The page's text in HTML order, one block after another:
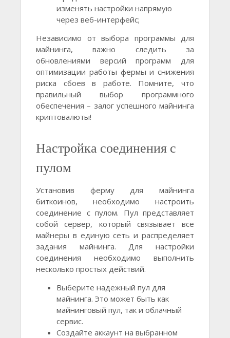
изменять настройки напрямую
через веб-интерфейс;
Независимо от выбора программы для
майнинга, важно следить за
обновлениями версий программ для
оптимизации работы фермы и снижения
риска сбоев в работе. Помните, что
правильный выбор программного
обеспечения – залог успешного майнинга
криптовалюты!
Настройка соединения с
пулом
Установив ферму для майнинга
биткоинов, необходимо настроить
соединение с пулом. Пул представляет
собой сервер, который связывает все
майнеры в единую сеть и распределяет
задания майнинга. Для настройки
соединения необходимо выполнить
несколько простых действий.
Выберите надежный пул для
майнинга. Это может быть как
майнинговый пул, так и облачный
сервис.
Создайте аккаунт на выбранном